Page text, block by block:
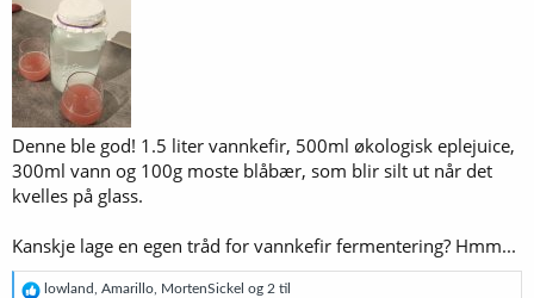
Denne ble god! 1.5 liter vannkefir, 500ml økologisk eplejuice,
300ml vann og 100g moste blåbær, som blir silt ut når det
kvelles på glass.
Kanskje lage en egen tråd for vannkefir fermentering? Hmm...
Rlowland Amarillo MortenSickel og 2 til